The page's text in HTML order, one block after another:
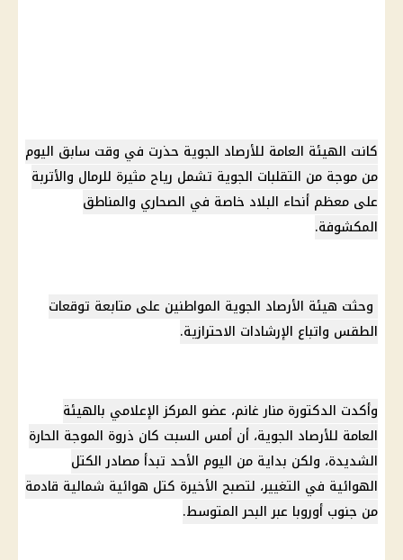
كانت الهيئة العامة للأرصاد الجوية حذرت في وقت سابق اليوم
من موجة من التقلبات الجوية تشمل رياح مثيرة للرمال والأتربة
على معظم أنحاء البلاد خاصة في الصحاري والمناطق
المكشوفة.
وحثت هيئة الأرصاد الجوية المواطنين على متابعة توقعات
الطقس واتباع الإرشادات الاحترازية.
وأكدت الدكتورة منار غانم، عضو المركز الإعلامي بالهيئة
العامة للأرصاد الجوية، أن أمس السبت كان ذروة الموجة الحارة
الشديدة، ولكن بداية من اليوم الأحد تبدأ مصادر الكتل
الهوائية في التغيير، لتصبح الأخيرة كتل هوائية شمالية قادمة
من جنوب أوروبا عبر البحر المتوسط.